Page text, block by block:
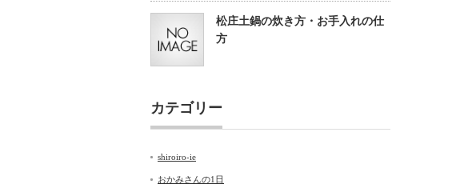
松庄土鍋の炊き方・お手入れの仕
方
カテゴリー
shiroiro-ie
おかみさんの1日